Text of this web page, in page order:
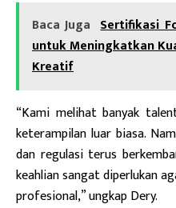
Baca Juga Sertifikasi
untuk Meningkatkan
Kreatif
“Kami melihat banyak
keterampilan luar biasa.
dan regulasi terus
keahlian sangat diperlukan
profesional,” ungkap Dery.